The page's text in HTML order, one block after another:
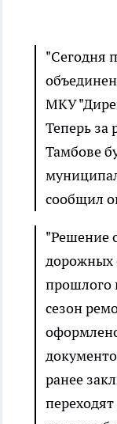
"Сегодня
МКУ
Теперь за
Тамбове
сообщил
"Решение
дорожных
прошлого
сезон
ранее